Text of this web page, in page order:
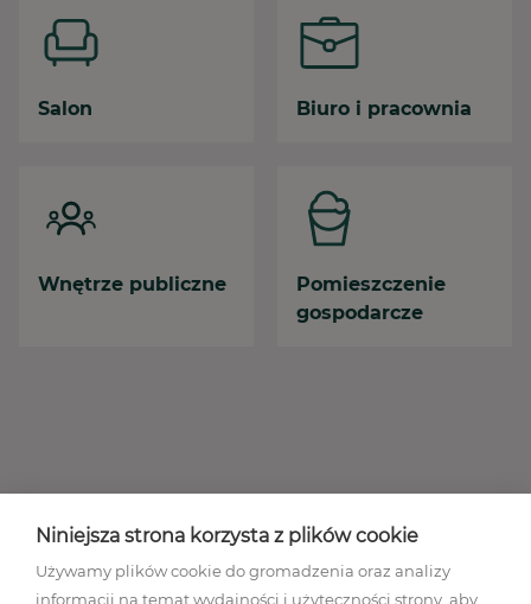
Salon Biuro i pracownia
Wnętrze publiczne
Pomieszczenie
gospodarcze
Niniejsza strona korzysta z plików cookie
Używamy plików cookie do gromadzenia oraz analizy
informacji na temat wydajności i użyteczności strony, aby